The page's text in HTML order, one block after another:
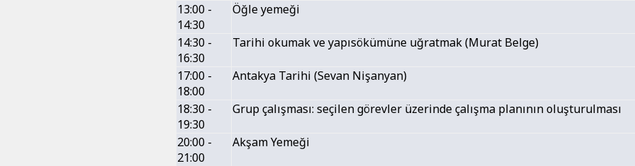
13:00 -
14:30
Öğle yemeği
14:30 -
16:30
Tarihi okumak ve yapısökümüne uğratmak (Murat Belge)
17:00 -
18:00
Antakya Tarihi (Sevan Nişanyan)
18:30 -
19:30
Grup çalışması: seçilen görevler üzerinde çalışma planının oluşturulması
20:00 -
21:00
Akşam Yemeği